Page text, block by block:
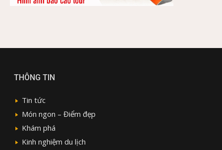
THÔNG TIN
Tin tức
Món ngon – Điểm đẹp
Khám phá
Kinh nghiệm du lịch